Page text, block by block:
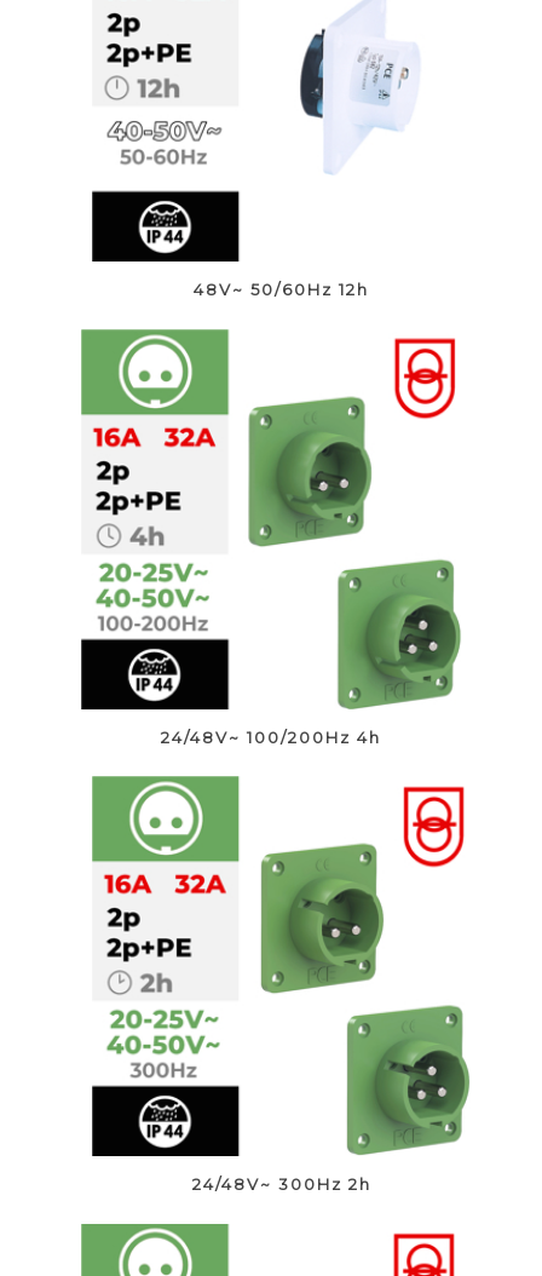
48V~ 50/60Hz 12h
24/48V~ 100/200Hz 4h
24/48V~ 300Hz 2h